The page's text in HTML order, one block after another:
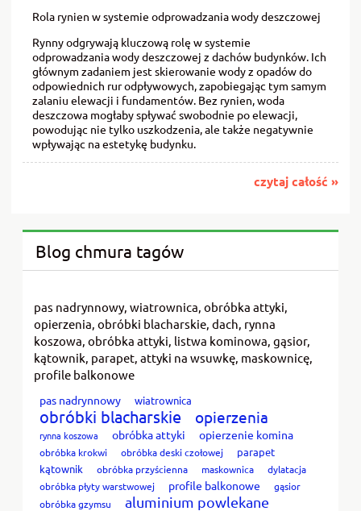
Rola rynien w systemie odprowadzania wody deszczowej
Rynny odgrywają kluczową rolę w systemie
odprowadzania wody deszczowej z dachów budynków. Ich
głównym zadaniem jest skierowanie wody z opadów do
odpowiednich rur odpływowych, zapobiegając tym samym
zalaniu elewacji i fundamentów. Bez rynien, woda
deszczowa mogłaby spływać swobodnie po elewacji,
powodując nie tylko uszkodzenia, ale także negatywnie
wpływając na estetykę budynku.
czytaj całość »
Blog chmura tagów
pas nadrynnowy, wiatrownica, obróbka attyki,
opierzenia, obróbki blacharskie, dach, rynna
koszowa, obróbka attyki, listwa kominowa, gąsior,
kątownik, parapet, attyki na wsuwkę, maskownicę,
profile balkonowe
pas nadrynnowy wiatrownica
obróbki blacharskie opierzenia
rynna koszowa obróbka attyki opierzenie komina
obróbka krokwi obróbka deski czołowej
parapet
kątownik
obróbka przyścienna maskownica
dylatacja
obróbka płyty warstwowej
profile balkonowe
gąsior
obróbka gzymsu
aluminium powlekane